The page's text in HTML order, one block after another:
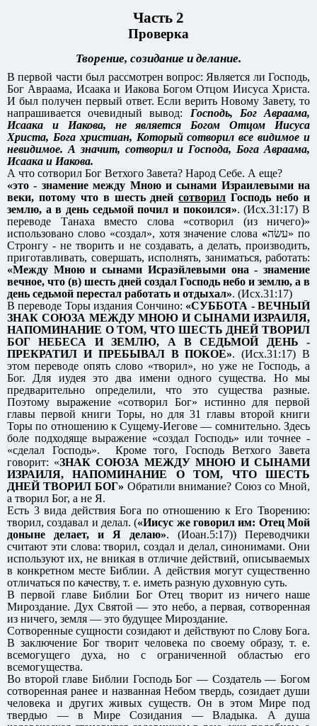
Часть 2
Проверка
Творение, созидание и делание.
В первой части был рассмотрен вопрос: Является ли Господь,
Бог Авраама, Исаака и Иакова Богом Отцом Иисуса Христа.
И был получен первый ответ. Если верить Новому Завету, то
напрашивается очевидный вывод: Господь, Бог Авраама,
Исаака и Иакова, не является Богом Отцом Иисуса
Христа, Бога христиан, Который сотворил все видимое и
невидимое. А значит, сотворил и Господа, Бога Авраама,
Исаака и Иакова.
А что сотворил Бог Ветхого Завета? Народ Себе. А еще?
«это - знамение между Мною и сынами Израилевыми на
веки, потому что в шесть днейсотворил Господь небо и
землю, а в день седьмой почил и покоился». (Исх.31:17) В
переводе Танаха вместо слова «сотворил (из ничего)»
использовано слово «создал», хотя значение слова «עשׂה‎» по
Стронгу - не творить и не создавать, а делать, производить,
приготавливать, совершать, исполнять, заниматься, работать:
«Между Мною и сынами Исраэйлевыми она - знамение
вечное, что (в) шесть дней создал Господь небо и землю, а в
день седьмой перестал работать и отдыхал». (Исх.31:17)
В переводе Торы издания Сончино: «СУББОТА - ВЕЧНЫЙ
ЗНАК СОЮЗА МЕЖДУ МНОЮ И СЫНАМИ ИЗРАИЛЯ,
НАПОМИНАНИЕ О ТОМ, ЧТО ШЕСТЬ ДНЕЙ ТВОРИЛ
БОГ НЕБЕСА И ЗЕМЛЮ, А В СЕДЬМОЙ ДЕНЬ -
ПРЕКРАТИЛ И ПРЕБЫВАЛ В ПОКОЕ». (Исх.31:17) В
этом переводе опять слово «творил», но уже не Господь, а
Бог. Для иудея это два имени одного существа. Но мы
предварительно определили, что это существа разные.
Поэтому выражение «сотворил Бог» истинно для первой
главы первой книги Торы, но для 31 главы второй книги
Торы по отношению к Сущему-Иегове — сомнительно. Здесь
боле подходяще выражение «создал Господь» или точнее -
«сделал Господь». Кроме того, Господь Ветхого Завета
говорит: «ЗНАК СОЮЗА МЕЖДУ МНОЮ И СЫНАМИ
ИЗРАИЛЯ, НАПОМИНАНИЕ О ТОМ, ЧТО ШЕСТЬ
ДНЕЙ ТВОРИЛ БОГ» Обратили внимание? Союз со Мной,
а творил Бог, а не Я.
Есть 3 вида действия Бога по отношению к Его Творению:
творил, создавал и делал. («Иисус же говорил им: Отец Мой
доныне делает, и Я делаю». (Иоан.5:17)) Переводчики
считают эти слова: творил, создал и делал, синонимами. Они
используют их, не вникая в отличие действий, описываемых
в конкретном месте Библии. А действия могут существенно
отличаться по качеству, т. е. иметь разную духовную суть.
В первой главе Библии Бог Отец творит из ничего наше
Мироздание. Дух Святой — это небо, а первая, сотворенная
из ничего, земля — это будущее Мироздание.
Сотворенные сущности созидают и действуют по Слову Бога.
В заключение Бог творит человека по своему образу, т. е.
всемогущего духа, но с ограниченной областью его
всемогущества.
Во второй главе Библии Господь Бог — Создатель — Богом
сотворенная ранее и названная Небом твердь, созидает души
человека и других живых существ. Он в этом Мире под
твердью — в Мире Созидания — Владыка. А душа